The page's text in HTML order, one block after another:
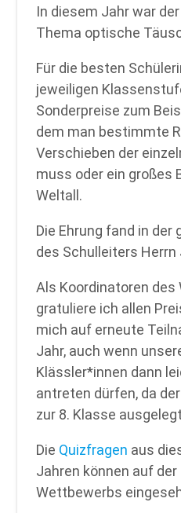
In diesem Jahr war
Thema optische
Für die besten
jeweiligen
Sonderpreise zum
dem man bestimmte
Verschieben der
muss oder ein großes
Weltall.
Die Ehrung fand in der
des Schulleiters
Als Koordinatoren
gratuliere ich allen
mich auf erneute
Jahr, auch wenn
Klässler*innen dann
antreten dürfen, da
zur 8. Klasse
Die Quizfragen aus
Jahren können auf
Wettbewerbs